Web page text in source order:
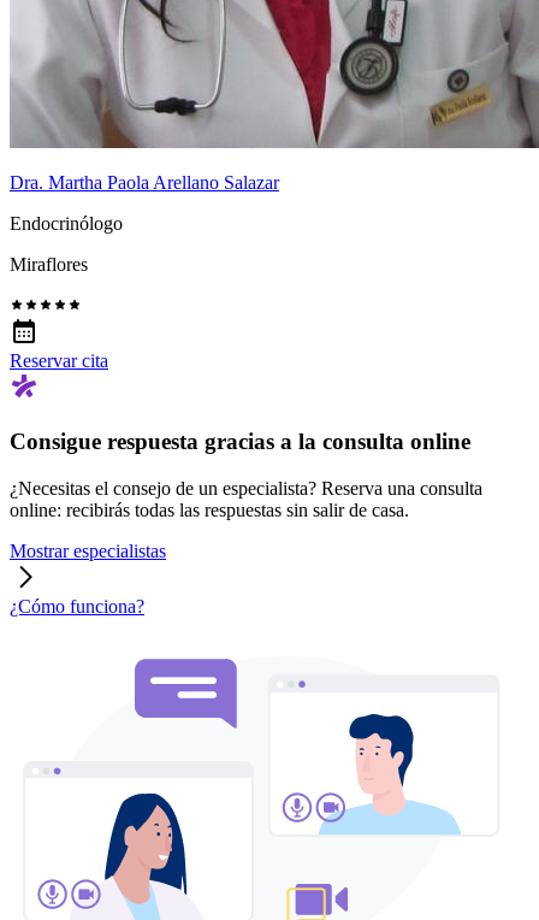
Dra. Martha Paola Arellano Salazar
Endocrinólogo
Miraflores
Reservar cita
Consigue respuesta gracias a la consulta online
¿Necesitas el consejo de un especialista? Reserva una consulta
online: recibirás todas las respuestas sin salir de casa.
Mostrar especialistas
¿Cómo funciona?